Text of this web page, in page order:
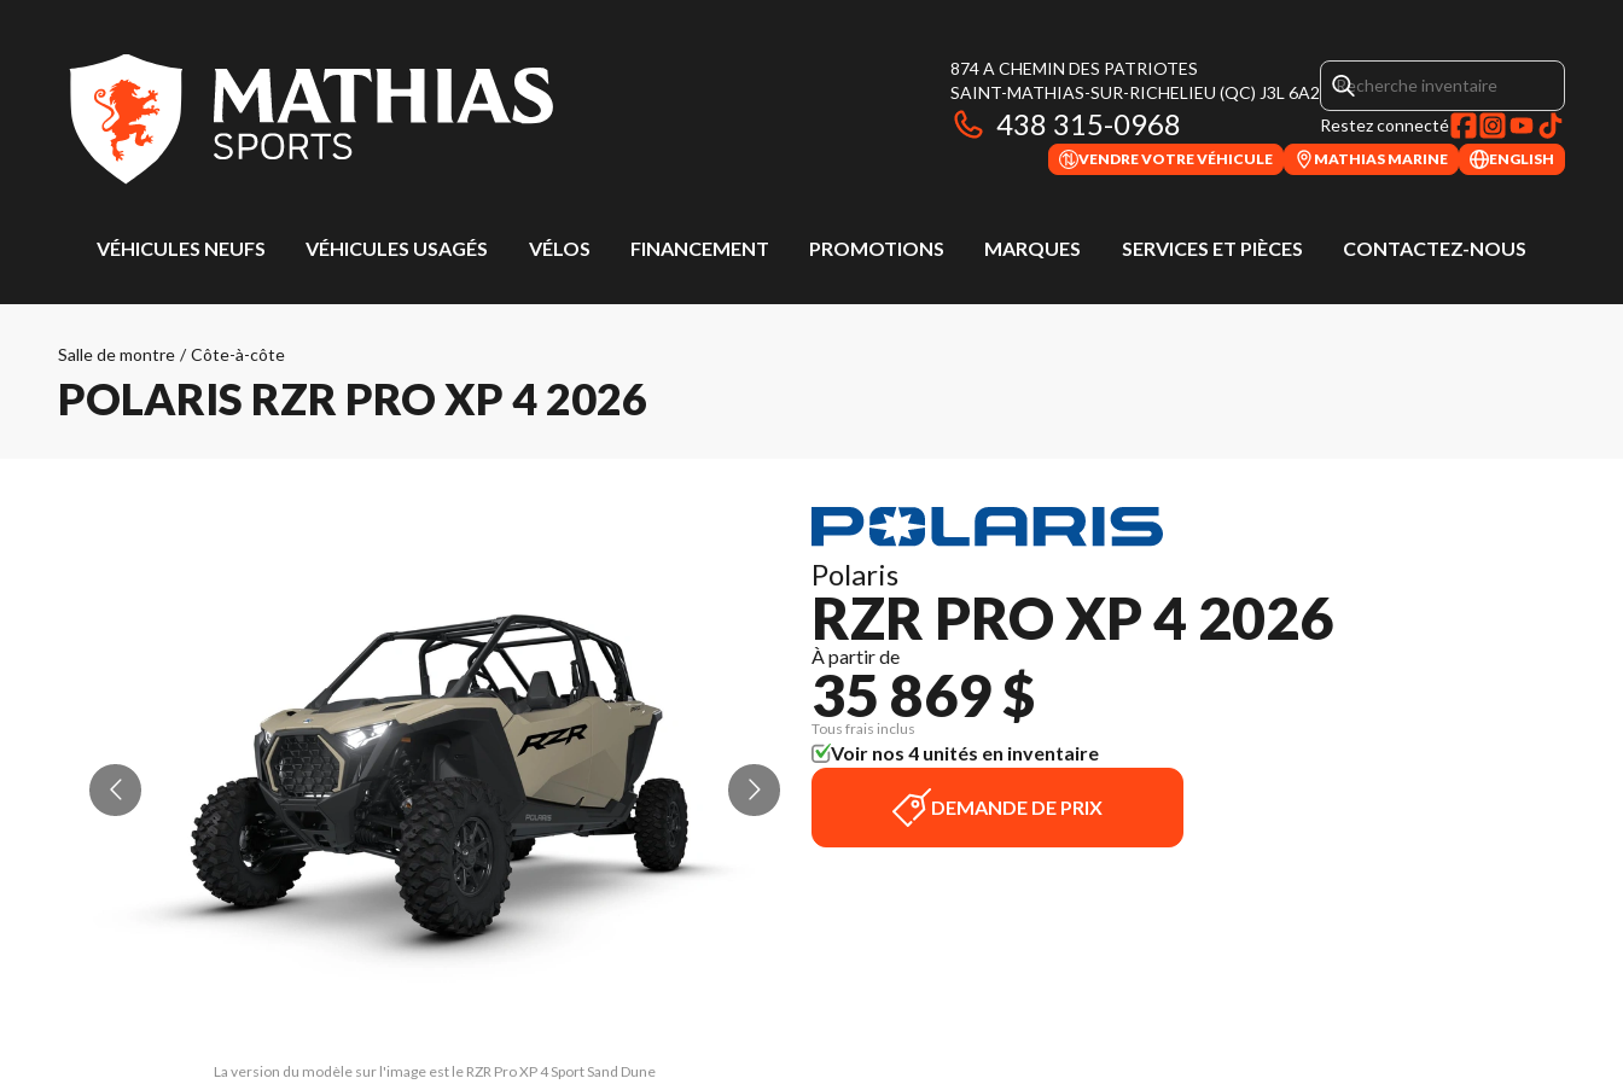
874 A CHEMIN DES PATRIOTES
SAINT-MATHIAS-SUR-RICHELIEU (QC) J3L 6A2
438 315-0968 Restez connecté
VENDRE VOTRE VÉHICULE MATHIAS MARINE ENGLISH
VÉHICULES NEUFS VÉHICULES USAGÉS VÉLOS FINANCEMENT PROMOTIONS MARQUES SERVICES ET PIÈCES CONTACTEZ-NOUS
Salle de montre / Côte-à-côte
POLARIS RZR PRO XP 4 2026
La version du modèle sur l'image est le RZR Pro XP 4 Sport Sand Dune
Polaris
RZR PRO XP 4 2026
À partir de
35 869 $
Tous frais inclus
Voir nos 4 unités en inventaire
DEMANDE DE PRIX